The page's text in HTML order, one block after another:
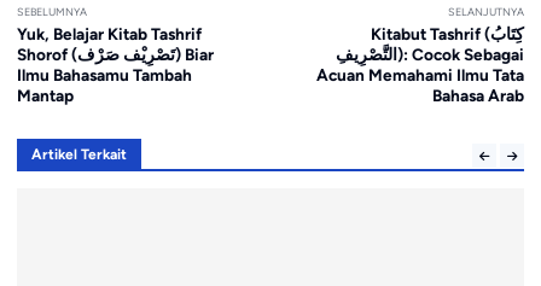
SEBELUMNYA
Yuk, Belajar Kitab Tashrif
Shorof (تَصْرِيْف صَرْف) Biar
Ilmu Bahasamu Tambah
Mantap
SELANJUTNYA
Kitabut Tashrif (كِتَابُ
التَّصْرِيفِ): Cocok Sebagai
Acuan Memahami Ilmu Tata
Bahasa Arab
Artikel Terkait